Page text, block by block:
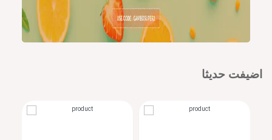
اضيفت حديثا